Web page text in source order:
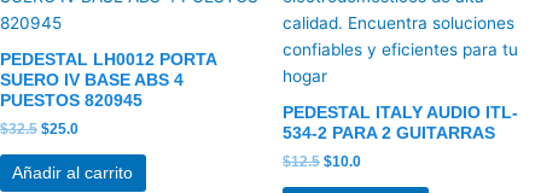
PEDESTAL LH0012 PORTA
SUERO IV BASE ABS 4
PUESTOS 820945
$32.5
original
era:
$25.0
actual
Añadir al carrito
PEDESTAL ITALY AUDIO ITL-
534-2 PARA 2 GUITARRAS
$12.5
original
era:
$12.5.
$10.0
actual
es:
$10.0.